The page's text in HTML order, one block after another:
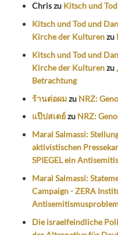
Chriszu Kitsch und
Kitsch und Tod und
Kirche der Kulturenzu
Kitsch und Tod und
Kirche der Kulturenzu
Betrachtung
ร้านต่อผมzu NRZ:
แป๊ปสเตย์zu NRZ:
Maral Salmassi:
aktivistischen
SPIEGEL ein
Maral Salmassi:
Campaign - ZERA
Die israelfeindliche